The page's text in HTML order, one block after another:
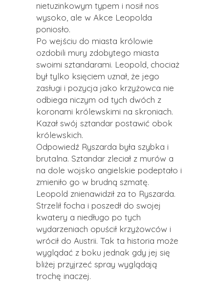
nietuzinkowym typem i nosił nos
wysoko, ale w Akce Leopolda
poniosło.
Po wejściu do miasta królowie
ozdobili mury zdobytego miasta
swoimi sztandarami. Leopold, chociaż
był tylko księciem uznał, że jego
zasługi i pozycja jako krzyżowca nie
odbiega niczym od tych dwóch z
koronami królewskimi na skroniach.
Kazał swój sztandar postawić obok
królewskich.
Odpowiedź Ryszarda była szybka i
brutalna. Sztandar zleciał z murów a
na dole wojsko angielskie podeptało i
zmieniło go w brudną szmatę.
Leopold znienawidził za to Ryszarda.
Strzelił focha i poszedł do swojej
kwatery a niedługo po tych
wydarzeniach opuścił krzyżowców i
wrócił do Austrii. Tak ta historia może
wyglądać z boku jednak gdy jej się
bliżej przyjrzeć spray wyglądają
trochę inaczej.